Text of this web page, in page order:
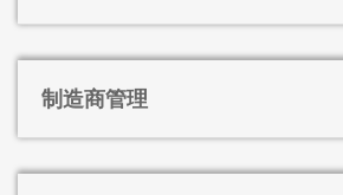
制造商管理